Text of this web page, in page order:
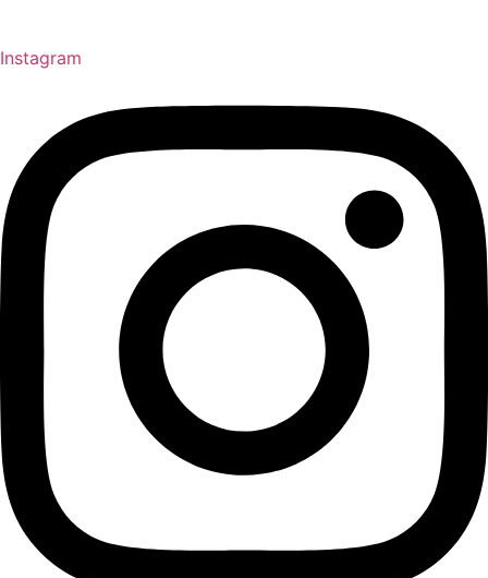
Instagram